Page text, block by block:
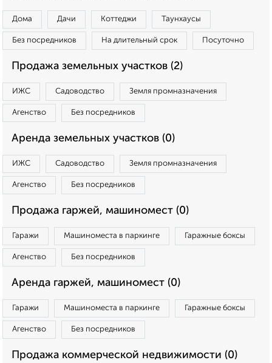
Дома Дачи Коттеджи Таунхаусы
Без посредников На длительный срок Посуточно
Продажа земельных участков (2)
ИЖС Садоводство Земля промназначения
Агенство Без посредников
Аренда земельных участков (0)
ИЖС Садоводство Земля промназначения
Агенство Без посредников
Продажа гаржей, машиномест (0)
Гаражи Машиноместа в паркинге Гаражные боксы
Агенство Без посредников
Аренда гаржей, машиномест (0)
Гаражи Машиноместа в паркинге Гаражные боксы
Агенство Без посредников
Продажа коммерческой недвижимости (0)